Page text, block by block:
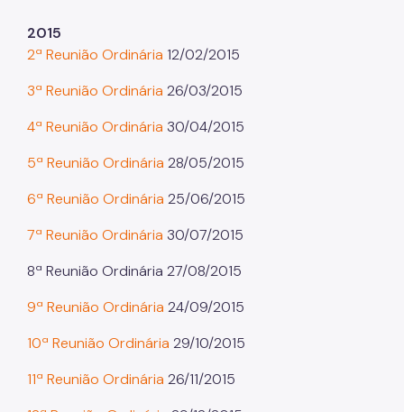
Projetos Urbanos
Estudos Ambientais
Produtos Perigosos
TCA - Termo de Compromisso Ambiental
Motogeradores
2015
2ª Reunião Ordinária 12/02/2015
3ª Reunião Ordinária 26/03/2015
4ª Reunião Ordinária 30/04/2015
5ª Reunião Ordinária 28/05/2015
6ª Reunião Ordinária 25/06/2015
7ª Reunião Ordinária 30/07/2015
8ª Reunião Ordinária 27/08/2015
9ª Reunião Ordinária 24/09/2015
10ª Reunião Ordinária 29/10/2015
11ª Reunião Ordinária 26/11/2015